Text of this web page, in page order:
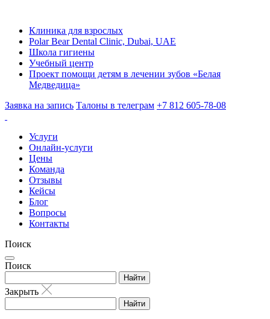
Клиника для взрослых
Polar Bear Dental Clinic, Dubai, UAE
Школа гигиены
Учебный центр
Проект помощи детям в лечении зубов «Белая
Медведица»
Заявка на запись Талоны в телеграм +7 812 605-78-08
Услуги
Онлайн-услуги
Цены
Команда
Отзывы
Кейсы
Блог
Вопросы
Контакты
Поиск
Поиск
Найти
Закрыть
Найти